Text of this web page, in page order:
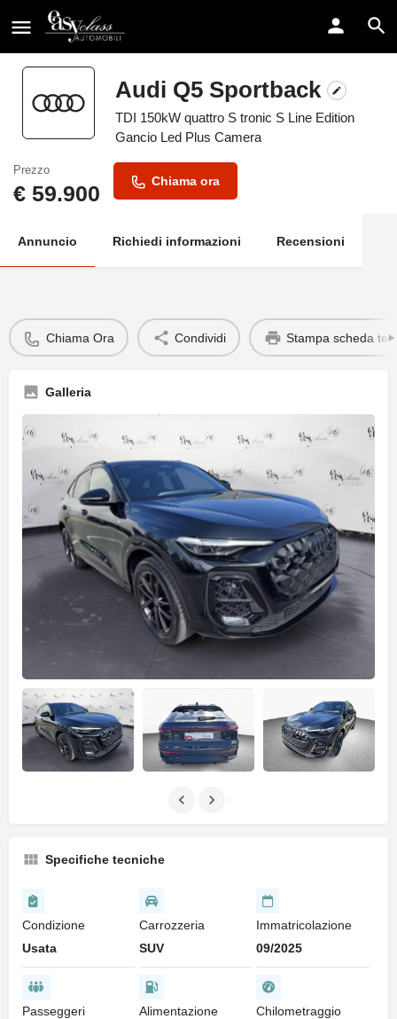
Audi Q5 Sportback
TDI 150kW quattro S tronic S Line Edition
Gancio Led Plus Camera
Prezzo
€ 59.900 Chiama ora
Annuncio Richiedi informazioni Recensioni
Chiama Ora Condividi Stampa scheda
Galleria
Specifiche tecniche
Condizione
Usata
Carrozzeria
SUV
Immatricolazione
09/2025
Passeggeri
Alimentazione
Chilometraggio